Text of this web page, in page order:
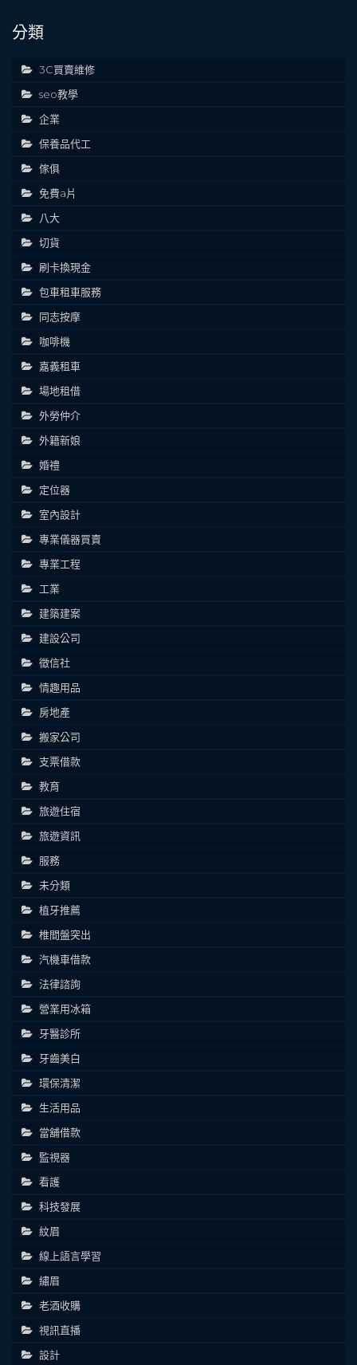
分類
3C買賣維修
seo教學
企業
保養品代工
傢俱
免費a片
八大
切貨
刷卡換現金
包車租車服務
同志按摩
咖啡機
嘉義租車
場地租借
外勞仲介
外籍新娘
婚禮
定位器
室內設計
專業儀器買賣
專業工程
工業
建築建案
建設公司
徵信社
情趣用品
房地產
搬家公司
支票借款
教育
旅遊住宿
旅遊資訊
服務
未分類
植牙推薦
椎間盤突出
汽機車借款
法律諮詢
營業用冰箱
牙醫診所
牙齒美白
環保清潔
生活用品
當舖借款
監視器
看護
科技發展
紋眉
線上語言學習
繡眉
老酒收購
視訊直播
設計